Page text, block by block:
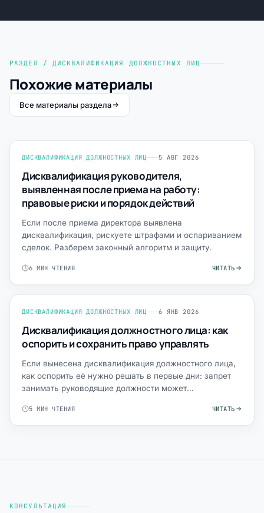
РАЗДЕЛ / ДИСКВАЛИФИКАЦИЯ ДОЛЖНОСТНЫХ ЛИЦ
Похожие материалы
Все материалы раздела
ДИСКВАЛИФИКАЦИЯ ДОЛЖНОСТНЫХ ЛИЦ 5 АВГ 2026
Дисквалификация руководителя,
выявленная после приема на работу:
правовые риски и порядок действий
Если после приема директора выявлена
дисквалификация, рискуете штрафами и оспариванием
сделок. Разберем законный алгоритм и защиту.
6 МИН ЧТЕНИЯ ЧИТАТЬ
ДИСКВАЛИФИКАЦИЯ ДОЛЖНОСТНЫХ ЛИЦ 6 ЯНВ 2026
Дисквалификация должностного лица: как
оспорить и сохранить право управлять
Если вынесена дисквалификация должностного лица,
как оспорить её нужно решать в первые дни: запрет
занимать руководящие должности может
5 МИН ЧТЕНИЯ ЧИТАТЬ
КОНСУЛЬТАЦИЯ